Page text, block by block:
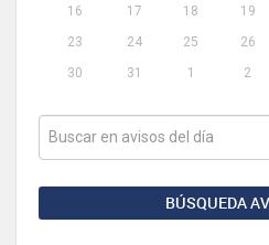
16
17 18 19
23
24 25 26
30
31 1 2
BÚSQUEDA